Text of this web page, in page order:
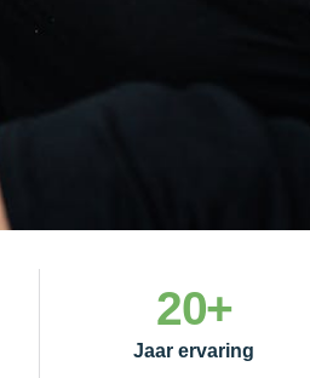
Jaar ervaring
20+